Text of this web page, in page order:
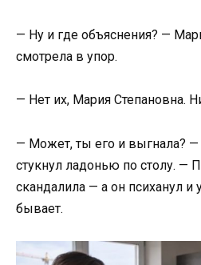
— Ну и где объяснения? —
смотрела в упор.
— Нет их, Мария Степановна.
— Может, ты его и выгнала? —
стукнул ладонью по столу. —
скандалила — а он психанул
бывает.